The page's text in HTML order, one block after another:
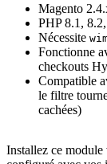
Magento
PHP 8.1,
Nécessite
Fonctionne
checkouts
Compatible
le filtre
cachées)
Installez ce module